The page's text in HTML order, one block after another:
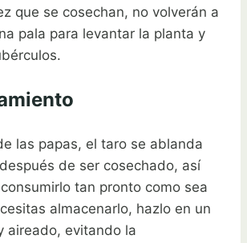
que se cosechan, no volverán a
pala para levantar la planta y
las papas, el taro se ablanda
de ser cosechado, así
tan pronto como sea
almacenarlo, hazlo en un
aireado, evitando la